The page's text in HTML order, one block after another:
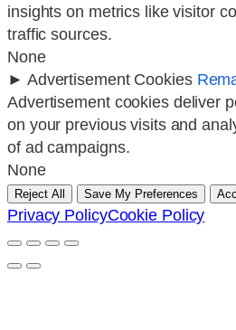
insights on metrics like visitor
traffic sources.
None
► Advertisement Cookies
Advertisement cookies deliver
on your previous visits and
of ad campaigns.
None
Reject All Save My Preferences
Privacy PolicyCookie Policy